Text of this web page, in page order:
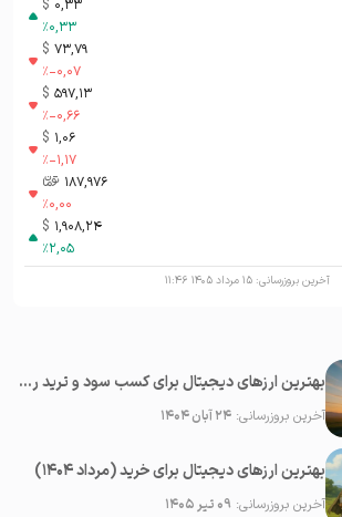
0,33
$
%0,33
73,79
$
%-0,07
597,13
$
%-0,66
1,06
$
%-1,17
187,976 تومان-ء
%0,00
1,908,24
$
%2,05
آخرین بروزرسانی: ۱۵ مرداد ۱۴۰۵ ۱۱:۴۶
بهترین ارزهای دیجیتال برای کسب سود و ترید روزانه در سال ۲۰۲۵
آخرین بروزرسانی:۲۴ آبان ۱۴۰۴
بهترین ارزهای دیجیتال برای خرید (مرداد ۱۴۰۴)
آخرین بروزرسانی:۰۹ تیر ۱۴۰۵